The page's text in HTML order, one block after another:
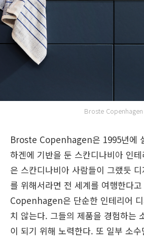
Broste Copenhagen
Broste Copenhagen은 1995년에
하겐에 기반을 둔 스칸디나비아 인
은 스칸디나비아 사람들이 그랬듯
를 위해서라면 전 세계를 여행한다
Copenhagen은 단순한 인테리어
치 않는다. 그들의 제품을 경험하는
이 되기 위해 노력한다. 또 일부 소